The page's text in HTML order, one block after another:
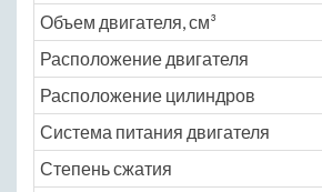
Объем двигателя, см³
Расположение двигателя
Расположение цилиндров
Система питания двигателя
Степень сжатия